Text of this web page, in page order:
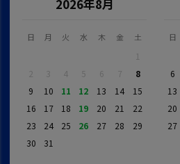
2026年8月
日 月 火 水 木 金 土
1
2
3 4 5 6 7
8
9
10 11 12 13 14
15
16
17 18 19 20 21
22
23
24 25 26 27 28
29
30
31
日
6
13
20
27